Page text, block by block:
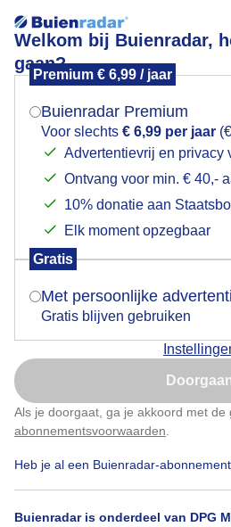
Welkom bij Buienradar,
gaan?
Premium € 6,99 / jaar
Buienradar Premium
Voor slechts € 6,99 per jaar
Advertentievrij en privacy
Ontvang voor min. € 40,-
10% donatie aan
Elk moment opzegbaar
Gratis
Met persoonlijke
Gratis blijven gebruiken
Als je doorgaat, ga je akkoord met de
abonnementsvoorwaarden
Heb je al een Buienradar-
Buienradar is onderdeel van DPG
Grijs van de mist/nevel
Grijs van de mist/nevel
Door: ria brasser Gemaakt: 08-12-
Grijsvandemist
Een moment
Mogen we je locatie
Indien je hier nog geen
verschijnt er zo een pop-up
Is goed, toon
Nu niet,
Klik hierom dit aan